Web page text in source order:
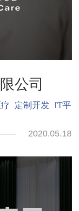
公司
定制开发 IT平
2020.05.18